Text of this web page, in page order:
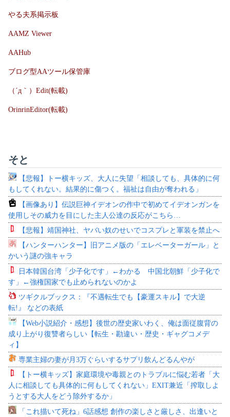
やる夫系掲示板
AAMZ Viewer
AAHub
ブログ型AAツール保管庫
（´д｀）Edit(転載)
OrinrinEditor(転載)
そと
【悲報】トー横キッズ、大人に失望「相談しても、具体的に何
もしてくれない。結果的に傷つく。福祉は自由が奪われる」
【画像あり】伝説巨神イデオンの作中で初めてイデオンガンを
使用しその威力を目にした主人公達の反応がこちら…
【悲報】靖国神社、ヤバい奴のせいでコスプレと軍装を禁止へ
【ハンターハンター】旧アニメ版の「エレベーターガール」と
かいう謎の強キャラ
日本韓国台湾「少子化です」←わかる 中国北朝鮮「少子化で
す」←強権国家でも止められないのかよ
ツギクルブックス：『不遇転生でも【豪運スキル】で大逆
転!』 などの表紙
【Web小説紹介・感想】後世の歴史家いわく、俺は面従腹背の
成り上がり復讐者らしい【転生・勘違い・歴史・ギャグコメデ
ィ】
専業主婦の妻が月3万ぐらいするサプリ飲んどるんやが
【トー横キッズ】家庭環境や毒親とのトラブルに悩む若者「大
人に相談しても具体的に何もしてくれない」EXIT兼近「搾取しよ
うとする大人をどう除外するか」
「これ描いて死ね」6話感想 創作の楽しさと厳しさ、出逢いと